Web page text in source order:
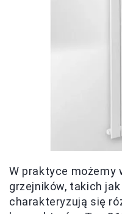
W praktyce możemy
grzejników, takich jak
charakteryzują się